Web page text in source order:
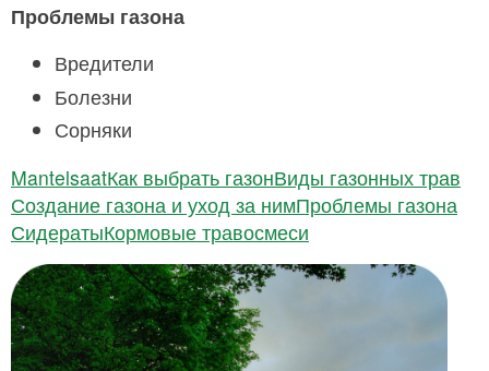
Проблемы газона
Вредители
Болезни
Сорняки
MantelsaatКак выбрать газонВиды газонных трав
Создание газона и уход за нимПроблемы газона
СидератыКормовые травосмеси